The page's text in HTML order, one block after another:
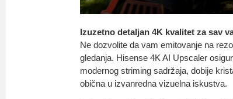
Izuzetno detaljan 4K kvalitet za sav
Ne dozvolite da vam emitovanje na
gledanja. Hisense 4K AI Upscaler
modernog striming sadržaja, dobije
obična u izvanredna vizuelna iskustva.